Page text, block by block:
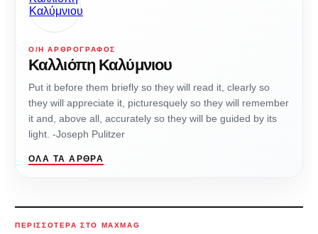
Ο/Η ΑΡΘΡΟΓΡΆΦΟΣ
Καλλιόπη Καλύμνιου
Put it before them briefly so they will read it, clearly so
they will appreciate it, picturesquely so they will remember
it and, above all, accurately so they will be guided by its
light. -Joseph Pulitzer
ΌΛΑ ΤΑ ΆΡΘΡΑ
ΠΕΡΙΣΣΌΤΕΡΑ ΣΤΟ MAXMAG